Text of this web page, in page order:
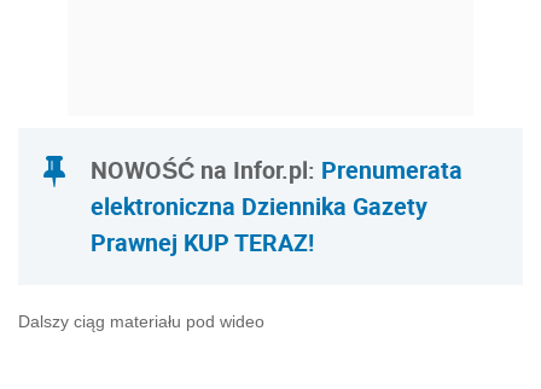
NOWOŚĆ na Infor.pl: Prenumerata
elektroniczna Dziennika Gazety
Prawnej KUP TERAZ!
Dalszy ciąg materiału pod wideo